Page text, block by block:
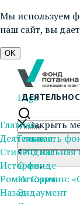
Мы используем
наш сайт, вы
OK
Logo
Закрыть
Главная
О нас
О фонде
История
Эндаумент
Главная
Деятельность
Истории
Роман Сырчин:
Назад